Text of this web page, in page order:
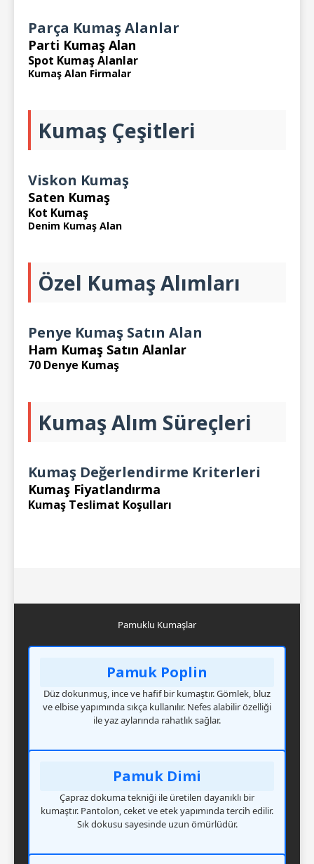
Parça Kumaş Alanlar
Parti Kumaş Alan
Spot Kumaş Alanlar
Kumaş Alan Firmalar
Kumaş Çeşitleri
Viskon Kumaş
Saten Kumaş
Kot Kumaş
Denim Kumaş Alan
Özel Kumaş Alımları
Penye Kumaş Satın Alan
Ham Kumaş Satın Alanlar
70 Denye Kumaş
Kumaş Alım Süreçleri
Kumaş Değerlendirme Kriterleri
Kumaş Fiyatlandırma
Kumaş Teslimat Koşulları
Pamuklu Kumaşlar
Pamuk Poplin
Düz dokunmuş, ince ve hafif bir kumaştır. Gömlek, bluz
ve elbise yapımında sıkça kullanılır. Nefes alabilir özelliği
ile yaz aylarında rahatlık sağlar.
Pamuk Dimi
Çapraz dokuma tekniği ile üretilen dayanıklı bir
kumaştır. Pantolon, ceket ve etek yapımında tercih edilir.
Sık dokusu sayesinde uzun ömürlüdür.